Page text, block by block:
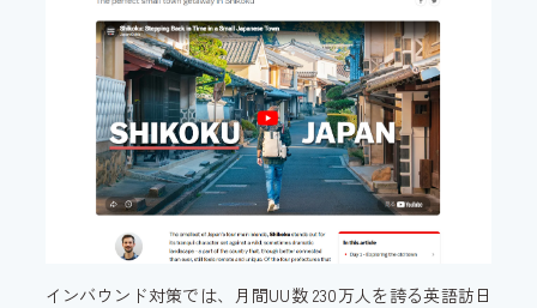
インバウンド対策では、月間UU数 230万人を誇る英語訪日